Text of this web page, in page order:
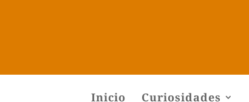
Inicio Curiosidades